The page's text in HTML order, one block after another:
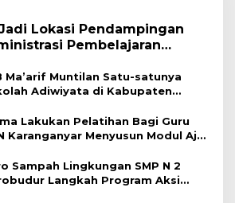
Lokasi Pendampingan
Pembelajaran
Ma’arif Muntilan Satu-satunya
Adiwiyata di Kabupaten
Lakukan Pelatihan Bagi Guru
Karanganyar Menyusun Modul Ajar
Sampah Lingkungan SMP N 2
Langkah Program Aksi